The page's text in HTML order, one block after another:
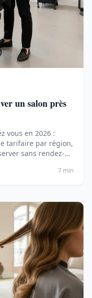
un salon près
vous en 2026 :
tarifaire par région,
sans rendez-
7 min